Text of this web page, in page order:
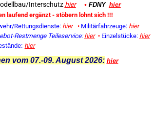
Interschutz hier • FDNY hier
laufend ergänzt - stöbern lohnt sich !!!
Rettungsdienste: hier • Militärfahrzeuge: hier
Restmenge Teileservice: hier • Einzelstücke: hier
hier
vom 07.-09. August 2026: hier